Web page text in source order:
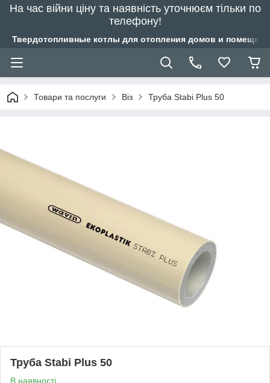
На час війни ціну та наявність уточнюєм тільки по
телефону!
Твердотопливные котлы для отопления домов и
Товари та послуги Віз Труба Stabi Plus 50
Труба Stabi Plus 50
В наявності